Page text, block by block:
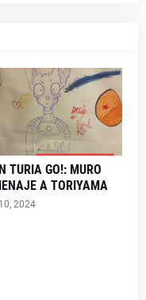
TURIA GO!: MURO
A TORIYAMA
2024